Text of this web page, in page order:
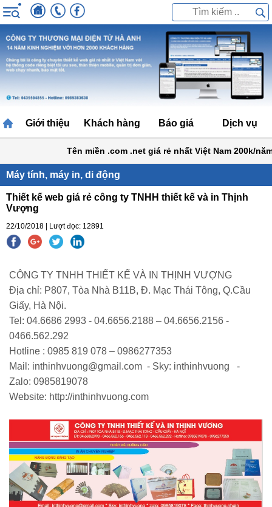
Giới thiệu Khách hàng Báo giá Dịch vụ
Tên miền .com .net giá rẻ nhất Việt Nam 200k/năm
Máy tính, máy in, di động
Thiết kế web giá rẻ công ty TNHH thiết kế và in Thịnh
Vượng
22/10/2018 | Lượt đọc: 12891
CÔNG TY TNHH THIẾT KẾ VÀ IN THỊNH VƯỢNG
Địa chỉ: P807, Tòa Nhà B11B, Đ. Mạc Thái Tông, Q.Cầu
Giấy, Hà Nội.
Tel: 04.6686 2993 - 04.6656.2188 – 04.6656.2156 -
0466.562.292
Hotline : 0985 819 078 – 0986277353
Mail: inthinhvuong@gmail.com - Sky: inthinhvuong -
Zalo: 0985819078
Website: http://inthinhvuong.com